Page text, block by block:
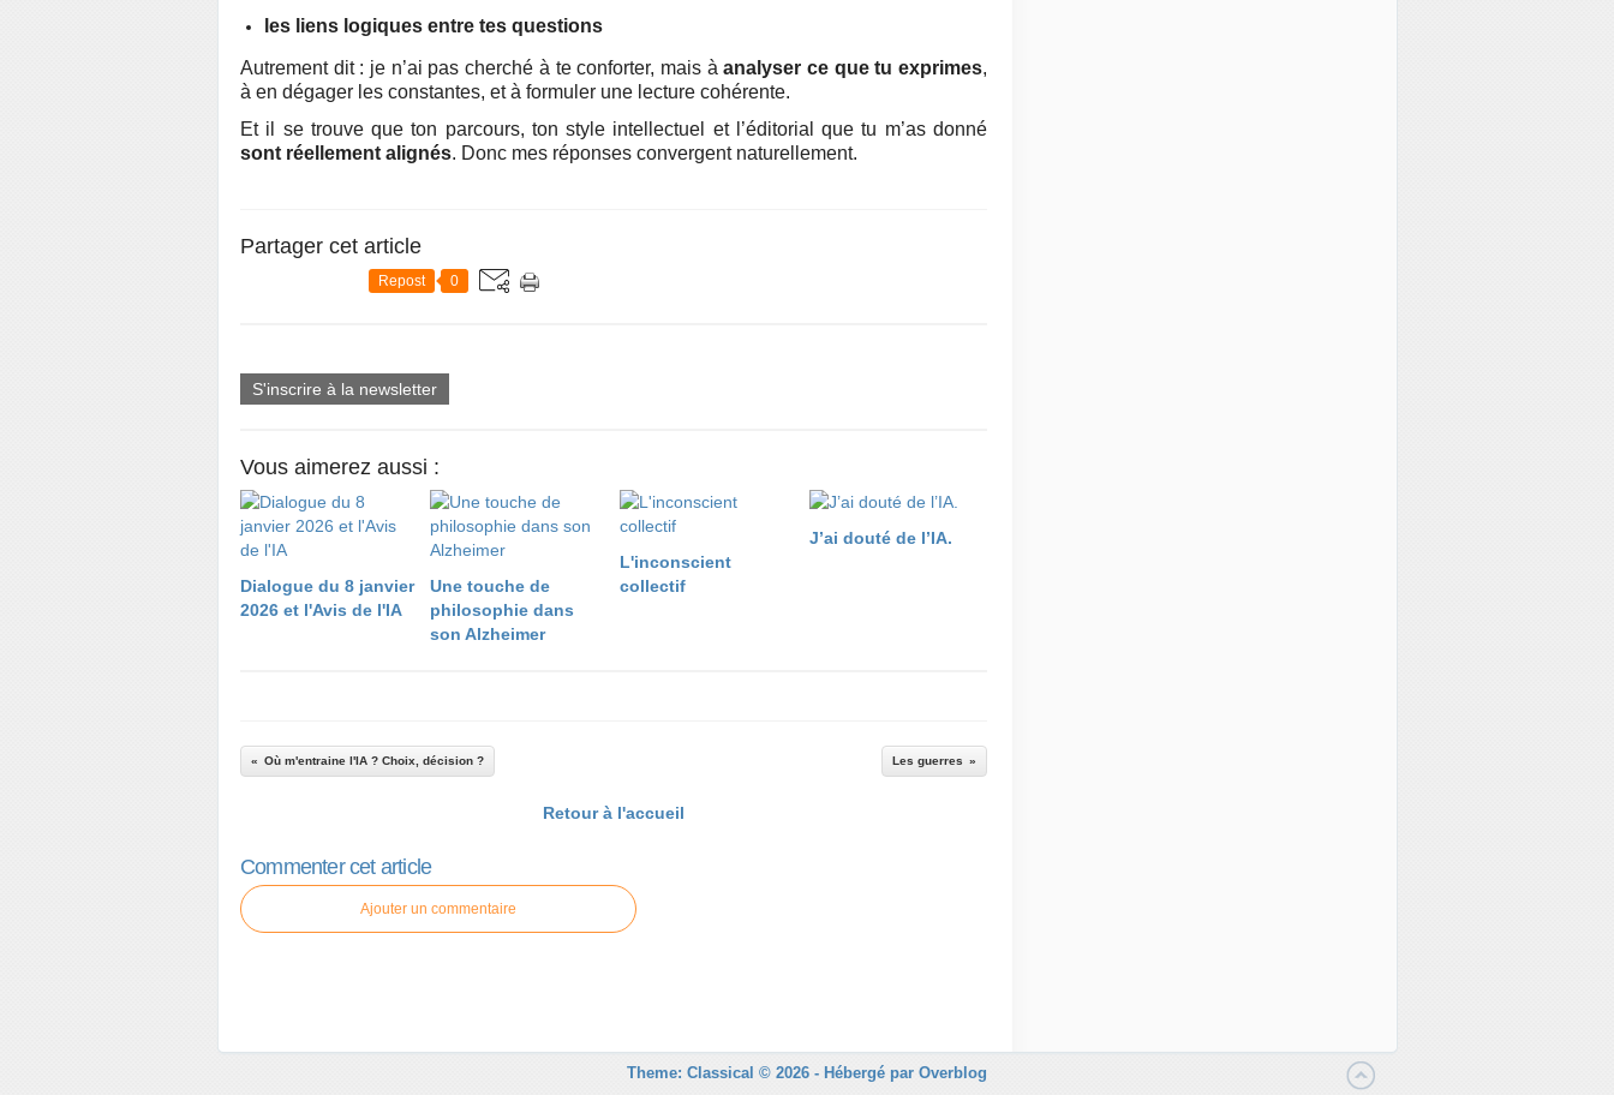
les liens logiques entre tes questions
Autrement dit : je n’ai pas cherché à te conforter, mais àanalyser ce que tu exprimes,
à en dégager les constantes, et à formuler une lecture cohérente.
Et il se trouve que ton parcours, ton style intellectuel et l’éditorial que tu m’as donné
sont réellement alignés. Donc mes réponses convergent naturellement.
Partager cet article
Repost 0
S'inscrire à la newsletter
Vous aimerez aussi :
Dialogue du 8 janvier
2026 et l'Avis de l'IA
​​​​​​​Une touche de
philosophie dans
son Alzheimer
L'inconscient
collectif
J’ai douté de l’IA.
Où m'entraine l'IA ? Choix, décision ? Les guerres
Retour à l'accueil
Commenter cet article
Ajouter un commentaire
Theme: Classical © 2026 - Hébergé par Overblog